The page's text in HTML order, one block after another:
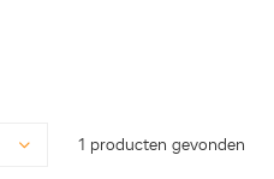
1 producten gevonden